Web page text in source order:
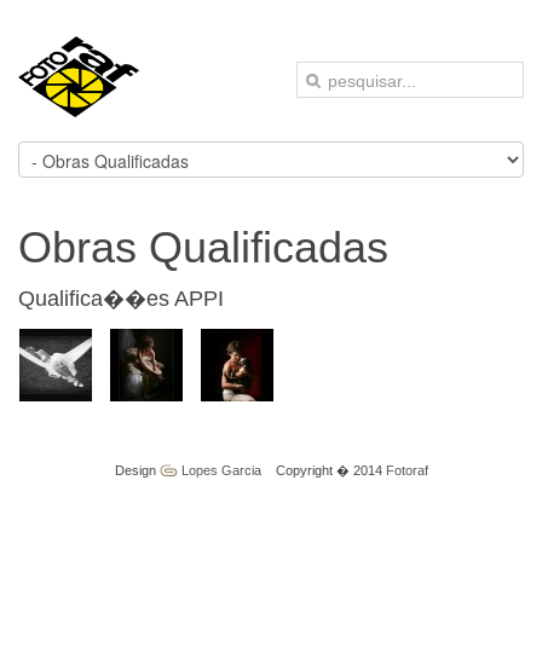
Obras Qualificadas
Qualifica��es APPI
Design Lopes GarciaCopyright � 2014 Fotoraf